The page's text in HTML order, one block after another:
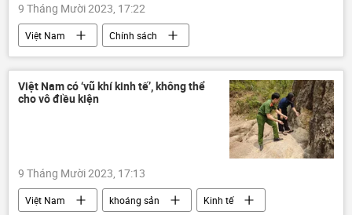
9 Tháng Mười 2023, 17:22
Việt Nam
Chính sách
chính sách tiền tệ
ngân hàng
Ngân hàng Nhà nước
Ngân hàng Nhà nước VN
Việt Nam có ‘vũ khí kinh tế’, không thể
cho vô điều kiện
9 Tháng Mười 2023, 17:13
Việt Nam khoáng sản
Kinh tế